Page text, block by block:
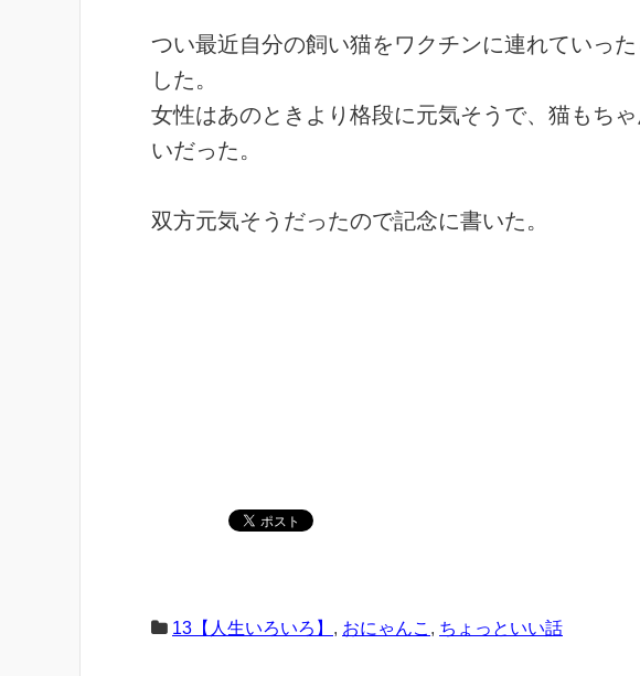
つい最近自分の飼い猫をワクチンに連れていっ
した。
女性はあのときより格段に元気そうで、猫もち
いだった。
双方元気そうだったので記念に書いた。
13【人生いろいろ】 , おにゃんこ , ちょっといい話